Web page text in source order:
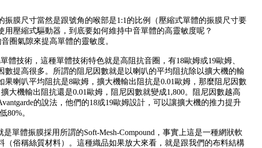
振膜尺寸當然是跟號角的喉部是1:1的比例（壓縮式單體的振膜尺寸要
壓縮式驅動器，到底要如何維持中音單體的高靈敏度呢？
圈氣隙來提高單體的靈敏度。
體技術，這種單體技術特色就是高阻抗音圈，有18歐姆或19歐姆、
數提高很多。所謂的阻尼因數就是以喇叭的平均阻抗除以擴大機的輸
喇叭平均阻抗是8歐姆，擴大機輸出阻抗是0.01歐姆，那麼阻尼因數
大機輸出阻抗還是0.01歐姆，阻尼因數就變成1,800。阻尼因數越高
的說法，他們的18或19歐姆設計，可以讓擴大機的推力提升
80%。
單體振膜採用所謂的Soft-Mesh-Compound，事實上這是一種網狀軟
（俗稱絲質材料）。這種織品如果放大來看，就是跟我們的布料結構